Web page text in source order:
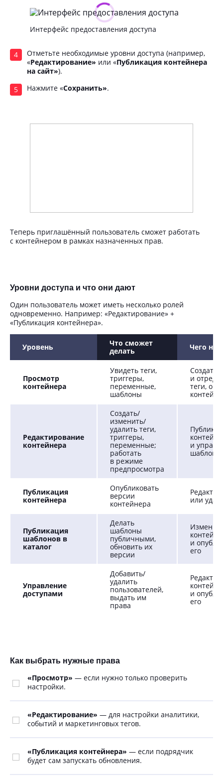
Интерфейс предоставления доступа
Отметьте необходимые уровни доступа (например,
«Редактирование» или «Публикация контейнера
на сайт»).
Нажмите «Сохранить».
Теперь приглашённый пользователь сможет работать
с контейнером в рамках назначенных прав.
Уровни доступа и что они дают
Один пользователь может иметь несколько ролей
одновременно. Например: «Редактирование» +
«Публикация контейнера».
Уровень
Что сможет
делать
Чего не
Просмотр
контейнера
Увидеть теги,
триггеры,
переменные,
шаблоны
Создать
и
теги,
Редактирование
контейнера
Создать/
изменить/
удалить теги,
триггеры,
переменные;
работать
в режиме
предпросмотра
и
Публикация
контейнера
Опубликовать
версии
контейнера
или
Публикация
шаблонов в
каталог
Делать
шаблоны
публичными,
обновить их
версии
и
его
Управление
доступами
Добавить/
удалить
пользователей,
выдать им
права
и
его
Как выбрать нужные права
«Просмотр» — если нужно только проверить
настройки.
«Редактирование» — для настройки аналитики,
событий и маркетинговых тегов.
«Публикация контейнера» — если подрядчик
будет сам запускать обновления.